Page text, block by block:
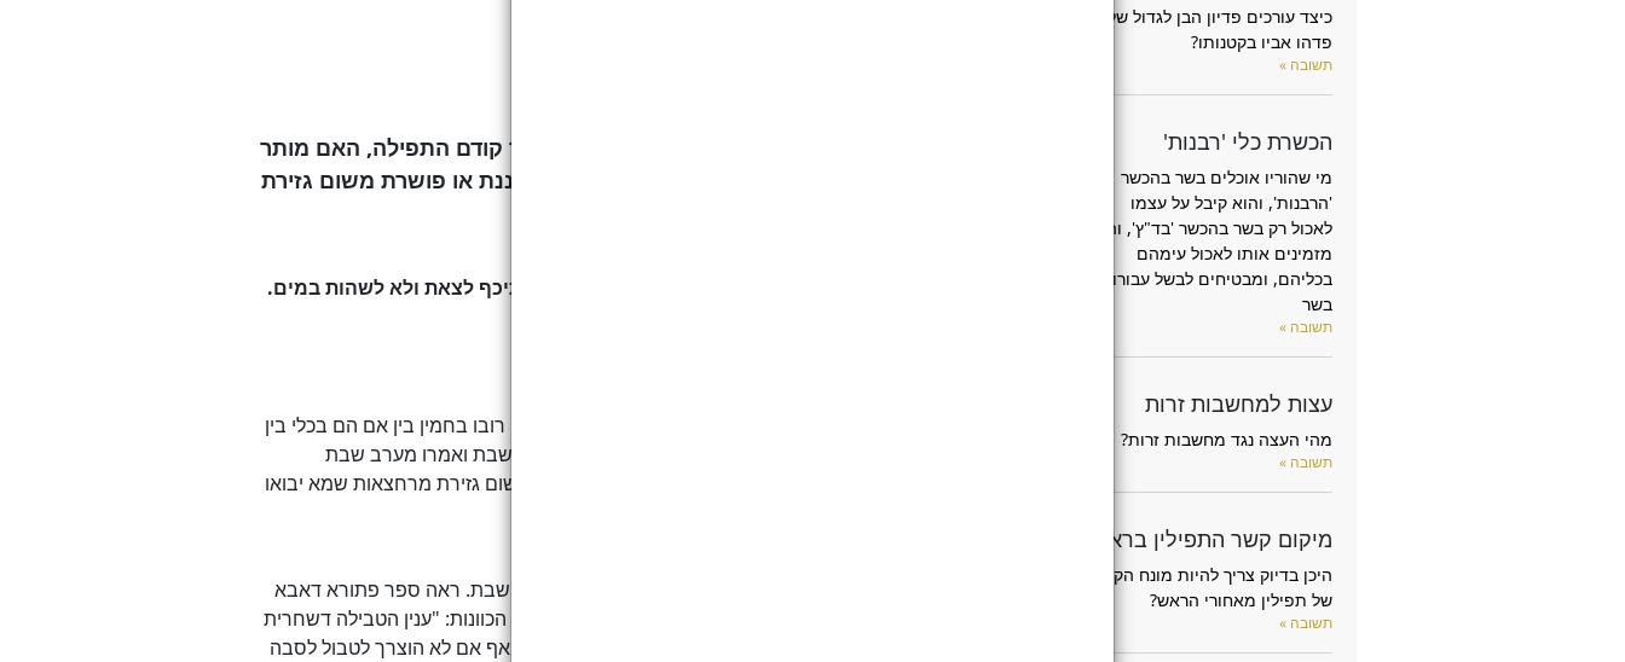
כיצד עורכים פדיון הבן לגדול שלא
פדהו אביו בקטנותו?
תשובה »
הכשרת כלי 'רבנות'
מי שהוריו אוכלים בשר בהכשר
'הרבנות', והוא קיבל על עצמו
לאכול רק בשר בהכשר 'בד"ץ', והם
מזמינים אותו לאכול עימהם
בכליהם, ומבטיחים לבשל עבורו
בשר
תשובה »
עצות למחשבות זרות
מהי העצה נגד מחשבות זרות?
תשובה »
מיקום קשר התפילין בראש
היכן בדיוק צריך להיות מונח הקשר
של תפילין מאחורי הראש?
תשובה »
חסידים ואנשי מעשה נוהגים לטבול במקוה בשבת בבוקר קודם התפילה, האם מותר
הדבר אף במקוה חמה או שמא יש לטבול דוקא במקוה צוננת או פושרת משום גזירת
מותר לטבול בשבת בבוקר במקוה חמה, אך יש להקפיד לטבול ותיכף לצאת ולא לשהות במים.
א. כתב אדה"ז בשו"ע (סי' שכ"ו ס"א): "אסרו חכמים לרחוץ כל גופו או רובו בחמין בין אם הם בכלי בין
אם הם בקרקע אפילו הוחמו מערב שבת, מפני הבלנים שהיו מחמין בשבת ואמרו מערב שבת
החמנו". לפי זה לכאורה היה לנו לאסור לטבול בשבת במקוה חמה, משום גזירת מרחצאות שמא יבואו
ב. אכן בספרים רבים מבואר גודל מעלת הטבילה במקוה בבוקר יום השבת. ראה ספר פתורא דאבא
(ענין ליל שבת וענין הטבילה סכ"ו, עמ' לו) שכתב בשם האריז"ל בשער הכוונות: "ענין הטבילה דשחרית
שבת, הנה אם נטמא כו' אין צורך להזכיר כי הטבילה אז מוכרחת, אבל אף אם לא הוצרך לטבול לסבה